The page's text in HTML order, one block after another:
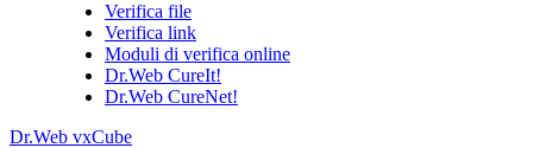
Verifica file
Verifica link
Moduli di verifica online
Dr.Web CureIt!
Dr.Web CureNet!
Dr.Web vxCube